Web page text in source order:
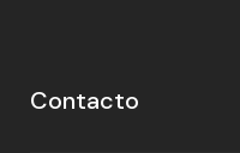
Contacto